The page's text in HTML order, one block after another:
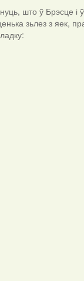
што ў Брэсце і ў
зьлез з яек,